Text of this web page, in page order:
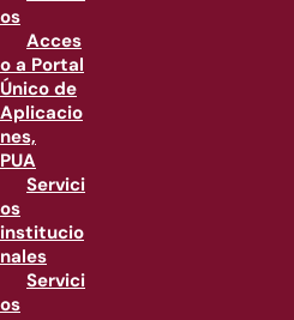
os
Acces
o a Portal
Único de
Aplicacio
nes,
PUA
Servici
os
institucio
nales
Servici
os